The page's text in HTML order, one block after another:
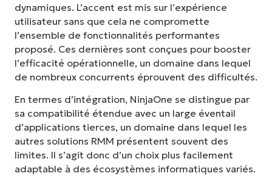
dynamiques. L’accent est mis sur l’expérience
utilisateur sans que cela ne compromette
l’ensemble de fonctionnalités performantes
proposé. Ces dernières sont conçues pour booster
l’efficacité opérationnelle, un domaine dans lequel
de nombreux concurrents éprouvent des difficultés.
En termes d’intégration, NinjaOne se distingue par
sa compatibilité étendue avec un large éventail
d’applications tierces, un domaine dans lequel les
autres solutions RMM présentent souvent des
limites. Il s’agit donc d’un choix plus facilement
adaptable à des écosystèmes informatiques variés.